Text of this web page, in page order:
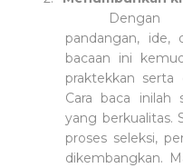
Dengan
pandangan, ide,
bacaan ini
praktekkan serta
Cara baca inilah
yang berkualitas.
proses seleksi,
dikembangkan.